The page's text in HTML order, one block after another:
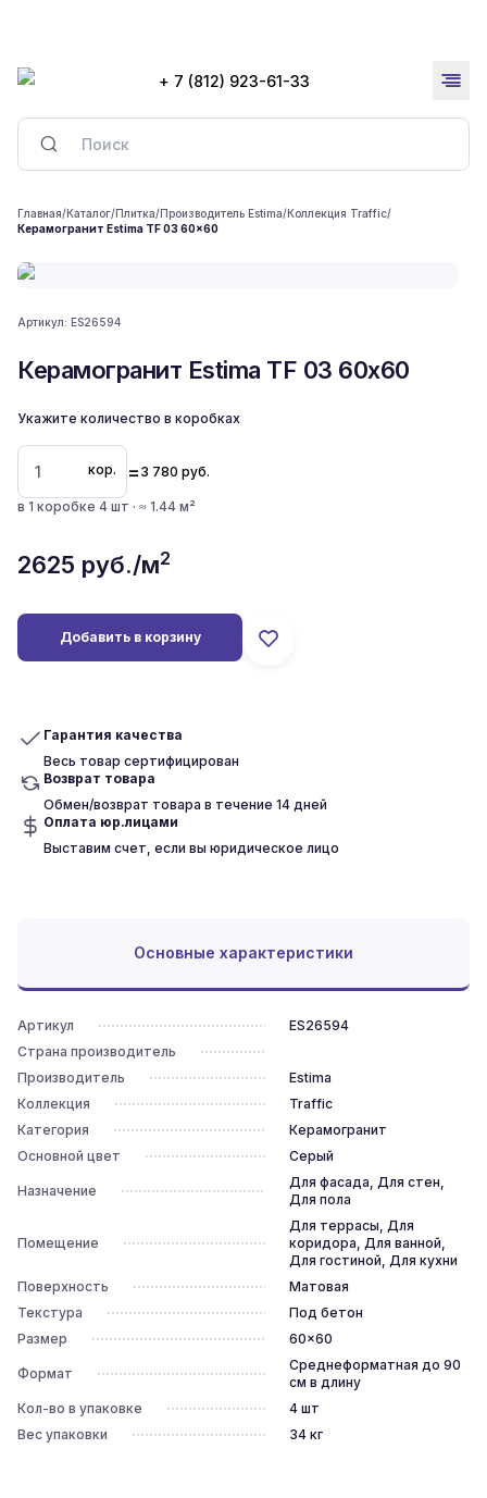
+ 7 (812) 923-61-33
Главная/Каталог/Плитка/Производитель Estima/Коллекция Traffic/
Керамогранит Estima TF 03 60x60
Артикул: ES26594
Керамогранит Estima TF 03 60x60
Укажите количество в коробках
кор. = 3 780 руб.
в 1 коробке 4 шт · ≈ 1.44 м²
2625 руб./м2
Добавить в корзину
Гарантия качества
Весь товар сертифицирован
Возврат товара
Обмен/возврат товара в течение 14 дней
Оплата юр.лицами
Выставим счет, если вы юридическое лицо
Основные характеристики
Артикул
ES26594
Страна производитель
Производитель
Estima
Коллекция
Traffic
Категория
Керамогранит
Основной цвет
Серый
Назначение
Для фасада, Для стен,
Для пола
Помещение
Для террасы, Для
коридора, Для ванной,
Для гостиной, Для кухни
Поверхность
Матовая
Текстура
Под бетон
Размер
60x60
Формат
Среднеформатная до 90
см в длину
Кол-во в упаковке
4шт
Вес упаковки
34кг